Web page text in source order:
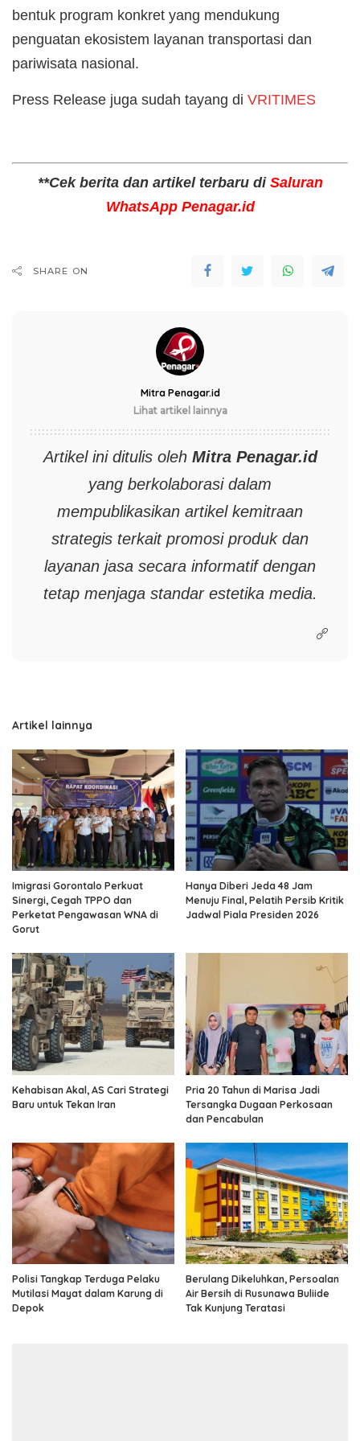
bentuk program konkret yang mendukung
penguatan ekosistem layanan transportasi dan
pariwisata nasional.
Press Release juga sudah tayang di VRITIMES
**Cek berita dan artikel terbaru di Saluran
WhatsApp Penagar.id
SHARE ON
Mitra Penagar.id
Lihat artikel lainnya
Artikel ini ditulis oleh Mitra Penagar.id
yang berkolaborasi dalam
mempublikasikan artikel kemitraan
strategis terkait promosi produk dan
layanan jasa secara informatif dengan
tetap menjaga standar estetika media.
Artikel lainnya
Imigrasi Gorontalo Perkuat
Sinergi, Cegah TPPO dan
Perketat Pengawasan WNA di
Gorut
Hanya Diberi Jeda 48 Jam
Menuju Final, Pelatih Persib Kritik
Jadwal Piala Presiden 2026
Kehabisan Akal, AS Cari Strategi
Baru untuk Tekan Iran
Pria 20 Tahun di Marisa Jadi
Tersangka Dugaan Perkosaan
dan Pencabulan
Polisi Tangkap Terduga Pelaku
Mutilasi Mayat dalam Karung di
Depok
Berulang Dikeluhkan, Persoalan
Air Bersih di Rusunawa Buliide
Tak Kunjung Teratasi